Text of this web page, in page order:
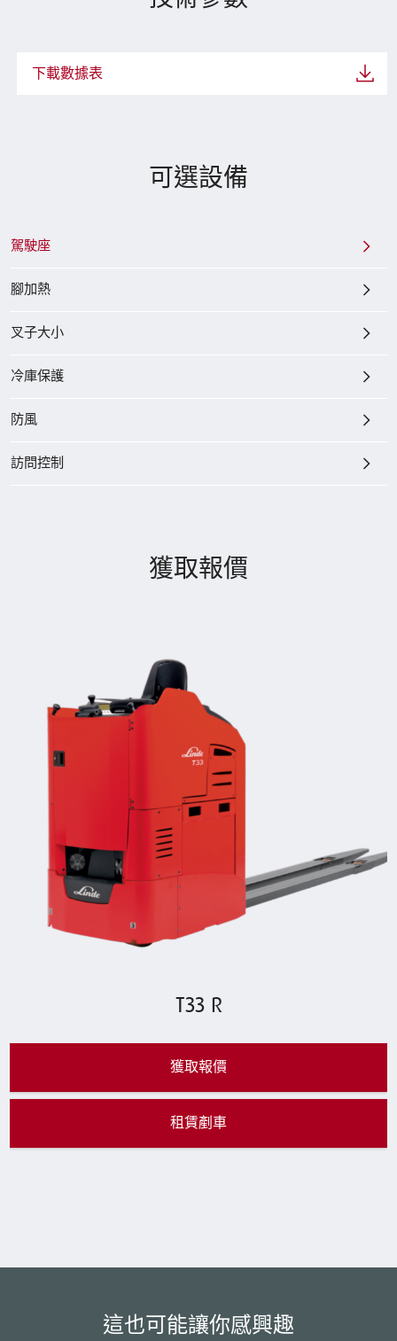
下載數據表
可選設備
駕駛座
腳加熱
叉子大小
冷庫保護
防風
訪問控制
獲取報價
T33 R
獲取報價
租賃剷車
這也可能讓你感興趣